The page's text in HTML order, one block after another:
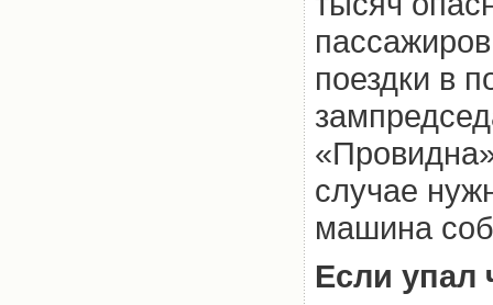
поездки в
случае
машина
Если упал